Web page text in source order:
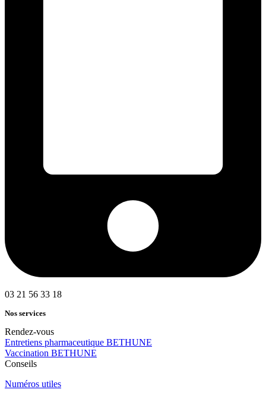
03 21 56 33 18
Nos services
Rendez-vous
Entretiens pharmaceutique BETHUNE
Vaccination BETHUNE
Conseils
Numéros utiles